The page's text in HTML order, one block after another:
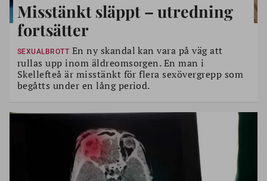
Misstänkt släppt – utredning
fortsätter
SEXUALBROTT En ny skandal kan vara på väg att
rullas upp inom äldreomsorgen. En man i
Skellefteå är misstänkt för flera sexövergrepp som
begåtts under en lång period.